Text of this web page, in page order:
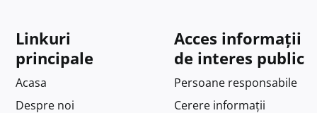
Linkuri
principale
Acasa
Despre noi
Acces informații
de interes public
Persoane responsabile
Cerere informații